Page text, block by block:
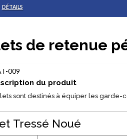
DÉTAILS
de retenue
009
du produit
sont destinés à équiper les
Tressé Noué